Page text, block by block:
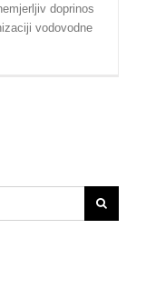
doprinos
vodovodne